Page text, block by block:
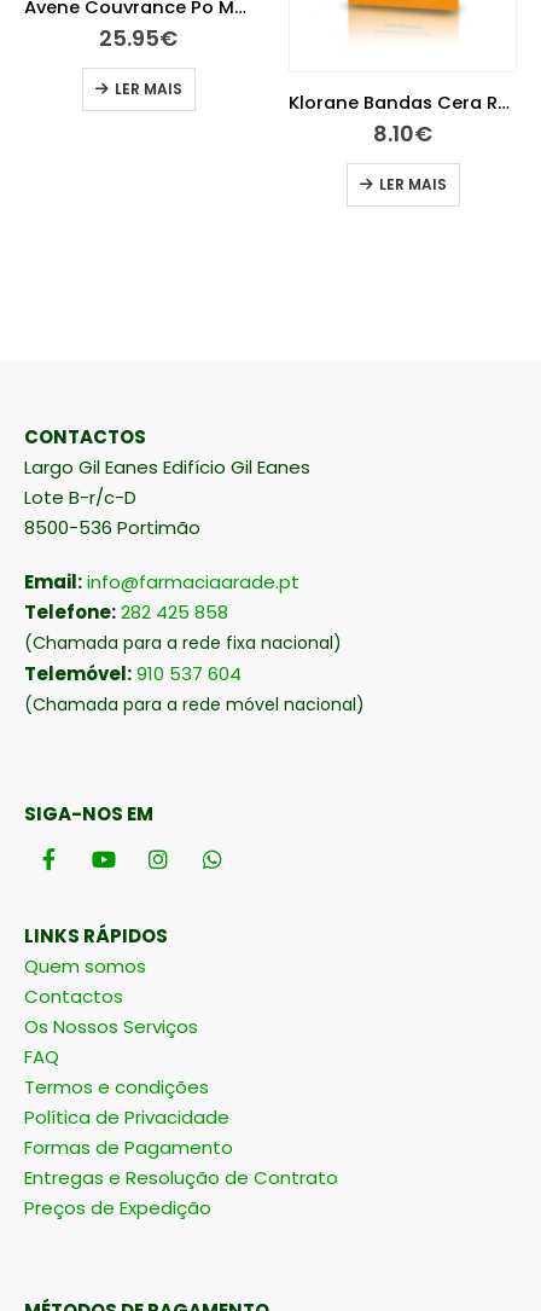
9.15€
CONTACTOS
Largo Gil Eanes Edifício Gil Eanes
Lote B-r/c-D
8500-536 Portimão
Email:info@farmaciaarade.pt
Telefone:282 425 858
(Chamada para a rede fixa nacional)
Telemóvel:910 537 604
(Chamada para a rede móvel nacional)
SIGA-NOS EM
LINKS RÁPIDOS
Quem somos
Contactos
Os Nossos Serviços
FAQ
Termos e condições
Política de Privacidade
Formas de Pagamento
Entregas e Resolução de Contrato
Preços de Expedição